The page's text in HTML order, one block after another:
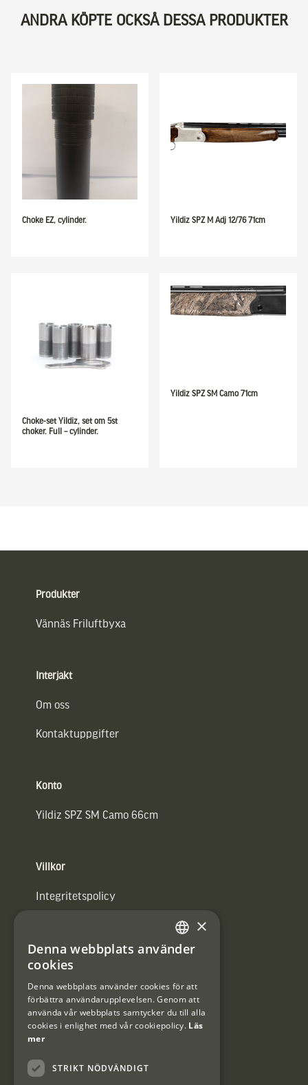
ANDRA KÖPTE OCKSÅ DESSA PRODUKTER
Choke EZ, cylinder. Yildiz SPZ M Adj 12/76 71cm
Choke-set Yildiz, set om 5st
choker. Full – cylinder.
Yildiz SPZ SM Camo 71cm
Produkter
Vännäs Friluftbyxa
Interjakt
Om oss
Kontaktuppgifter
Konto
Yildiz SPZ SM Camo 66cm
Villkor
Integritetspolicy
#Interjaktfamily
Kundklubb
Information om kundklubben.
SWEDISH
×
Denna webbplats använder
cookies
Denna webbplats använder cookies för att
förbättra användarupplevelsen. Genom att
använda vår webbplats samtycker du till alla
cookies i enlighet med vår cookiepolicy. Läs
mer
STRIKT NÖDVÄNDIGT